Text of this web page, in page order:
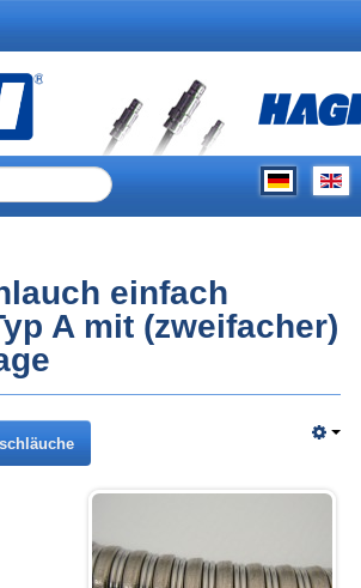
einfach
A mit (zweifacher)